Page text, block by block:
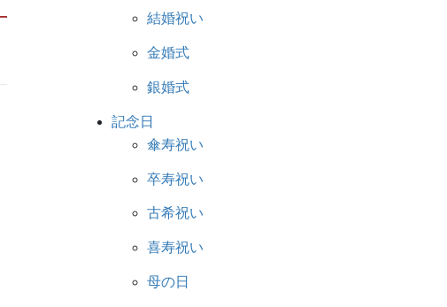
結婚祝い
金婚式
銀婚式
記念日
傘寿祝い
卒寿祝い
古希祝い
喜寿祝い
母の日